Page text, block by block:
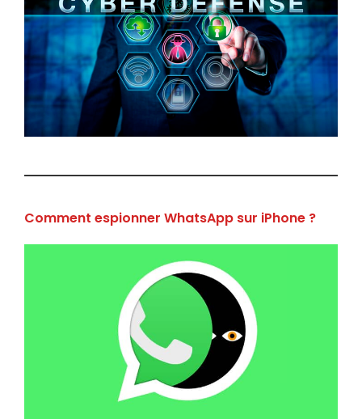
Comment espionner WhatsApp sur iPhone ?